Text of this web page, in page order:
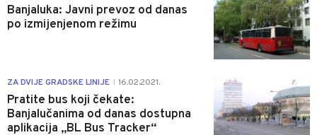
Banjaluka: Javni prevoz od danas
po izmijenjenom režimu
ZA DVIJE GRADSKE LINIJE 16.02.2021.
Pratite bus koji čekate:
Banjalučanima od danas dostupna
aplikacija „BL Bus Tracker“